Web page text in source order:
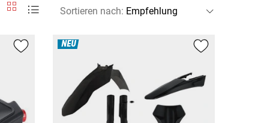
Sortieren nach:
NEU